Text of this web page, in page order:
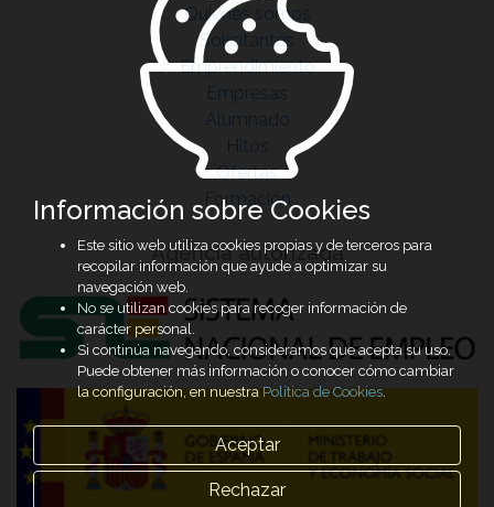
Quiénes somos
Solicitantes
Emprendimiento
Empresas
Alumnado
Hitos
Ofertas
Formación
Agencia autorizada
Información sobre Cookies
Este sitio web utiliza cookies propias y de terceros para
recopilar información que ayude a optimizar su
navegación web.
No se utilizan cookies para recoger información de
carácter personal.
Si continúa navegando, consideramos que acepta su uso.
Puede obtener más información o conocer cómo cambiar
la configuración, en nuestraPolítica de Cookies.
Aceptar
Rechazar